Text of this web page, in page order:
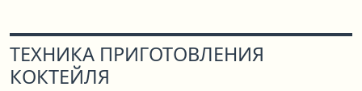
ТЕХНИКА ПРИГОТОВЛЕНИЯ
КОКТЕЙЛЯ